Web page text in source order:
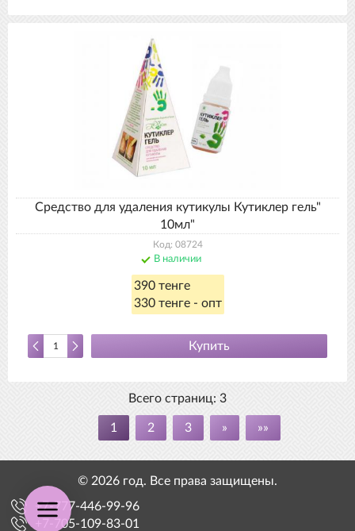
Средство для удаления кутикулы Кутиклер гель"
10мл"
Код: 08724
В наличии
390 тенге
330 тенге - опт
Купить
Всего страниц: 3
1 2 3 » »»
© 2026 год. Все права защищены.
+7-777-446-99-96
+7-705-109-83-01